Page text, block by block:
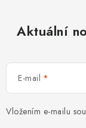
Aktuální
E-mail
Vložením e-mailu